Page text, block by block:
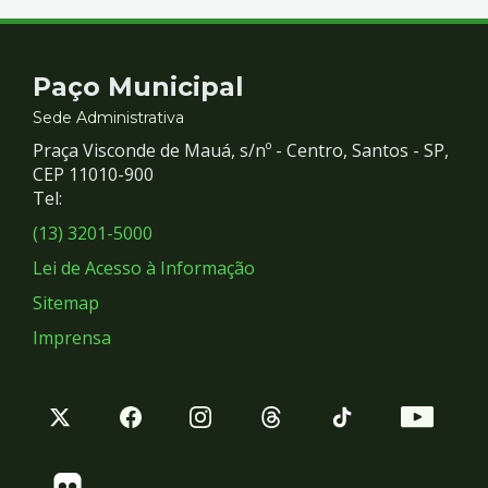
Contato
e
Redes
Sociais
Paço Municipal
Sede Administrativa
Praça Visconde de Mauá, s/nº - Centro, Santos - SP,
CEP 11010-900
Tel:
(13) 3201-5000
Lei de Acesso à Informação
Sitemap
Imprensa